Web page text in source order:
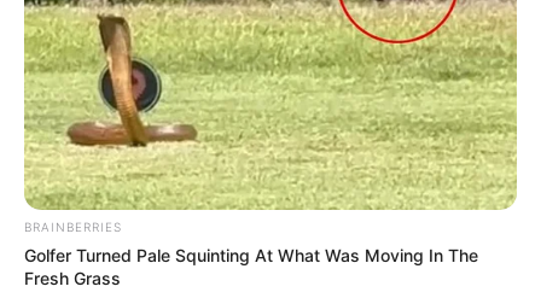
BRAINBERRIES
Golfer Turned Pale Squinting At What Was Moving In The
Fresh Grass